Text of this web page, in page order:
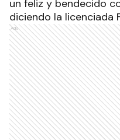
un feliz y bendecido
diciendo la licenciada
Ads